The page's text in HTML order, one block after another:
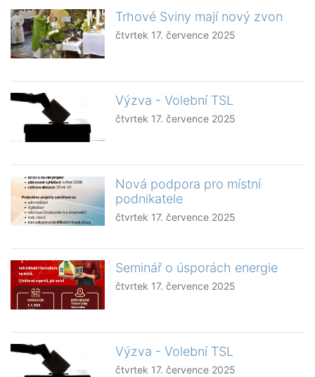
Trhové Sviny mají nový zvon
čtvrtek 17. července 2025
Výzva - Volební TSL
čtvrtek 17. července 2025
Nová podpora pro místní
podnikatele
čtvrtek 17. července 2025
Seminář o úsporách energie
čtvrtek 17. července 2025
Výzva - Volební TSL
čtvrtek 17. července 2025